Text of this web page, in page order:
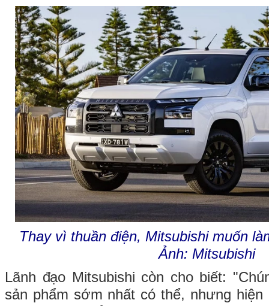
Thay vì thuần điện, Mitsubishi muốn
Ảnh: Mitsubishi
Lãnh đạo Mitsubishi còn cho biết:
sản phẩm sớm nhất có thể, nhưng